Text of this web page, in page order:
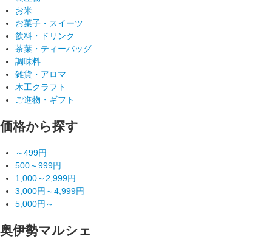
お米
お菓子・スイーツ
飲料・ドリンク
茶葉・ティーバッグ
調味料
雑貨・アロマ
木工クラフト
ご進物・ギフト
価格から探す
～499円
500～999円
1,000～2,999円
3,000円～4,999円
5,000円～
奥伊勢マルシェ